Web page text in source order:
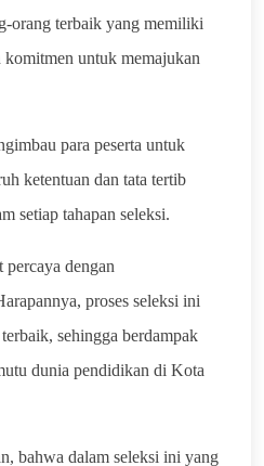
orang terbaik yang memiliki
untuk memajukan
para peserta untuk
ketentuan dan tata tertib
setiap tahapan seleksi.
percaya dengan
proses seleksi ini
sehingga berdampak
dunia pendidikan di Kota
bahwa dalam seleksi ini yang